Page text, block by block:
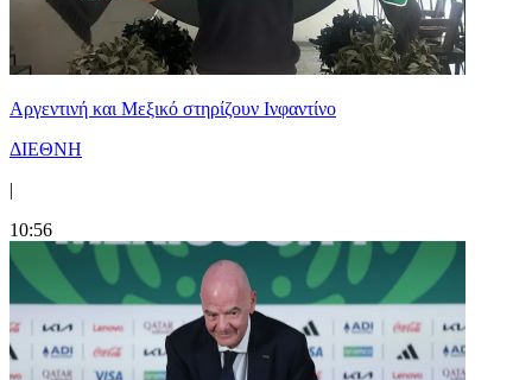
Αργεντινή και Μεξικό στηρίζουν Ινφαντίνο
ΔΙΕΘΝΗ
|
10:56